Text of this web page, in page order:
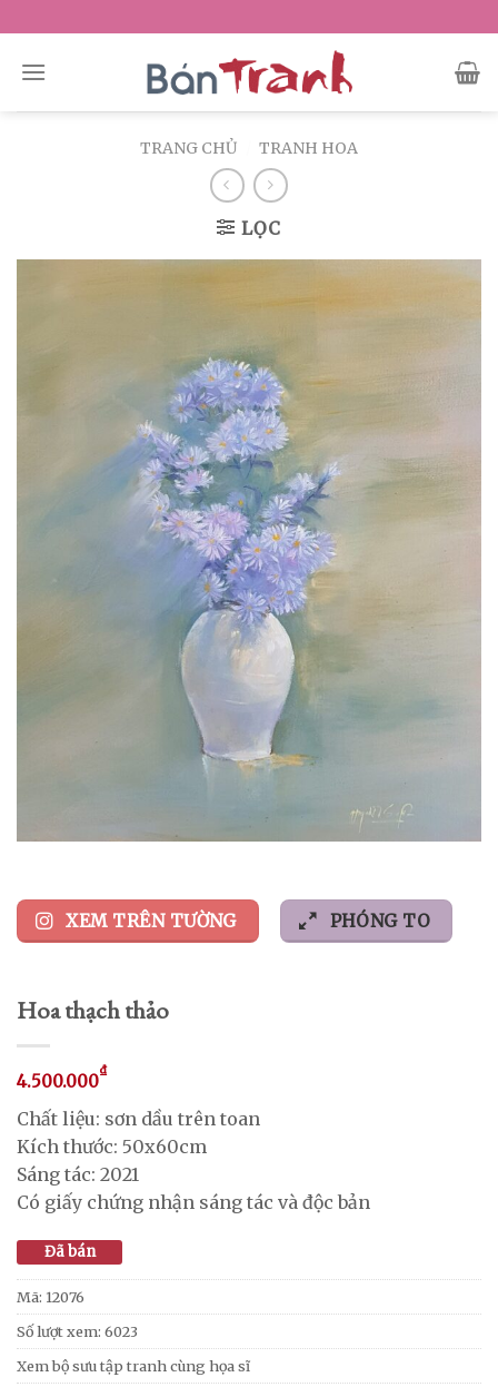
to
content
TRANG CHỦ TRANH HOA
LỌC
XEM TRÊN TƯỜNG PHÓNG TO
Hoa thạch thảo
4.500.000₫
Chất liệu: sơn dầu trên toan
Kích thước: 50x60cm
Sáng tác: 2021
Có giấy chứng nhận sáng tác và độc bản
Đã bán
Mã: 12076
Số lượt xem: 6023
Xem bộ sưu tập tranh cùng họa sĩ